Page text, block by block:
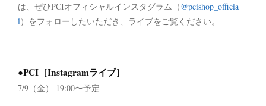
は、ぜひPCIオフィシャルインスタグラム（@pcishop_officia
l）をフォローしたいただき、ライブをご覧ください。
●PCI［Instagramライブ］
7/9（金） 19:00〜予定